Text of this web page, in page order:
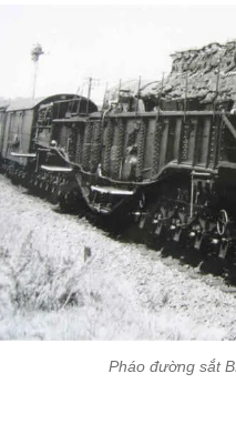
Pháo đường sắt